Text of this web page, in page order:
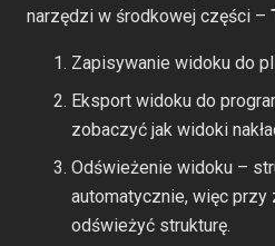
narzędzi w środkowej części –
Zapisywanie widoku do
Eksport widoku do
zobaczyć jak widoki
Odświeżenie widoku –
automatycznie, więc
odświeżyć strukturę.